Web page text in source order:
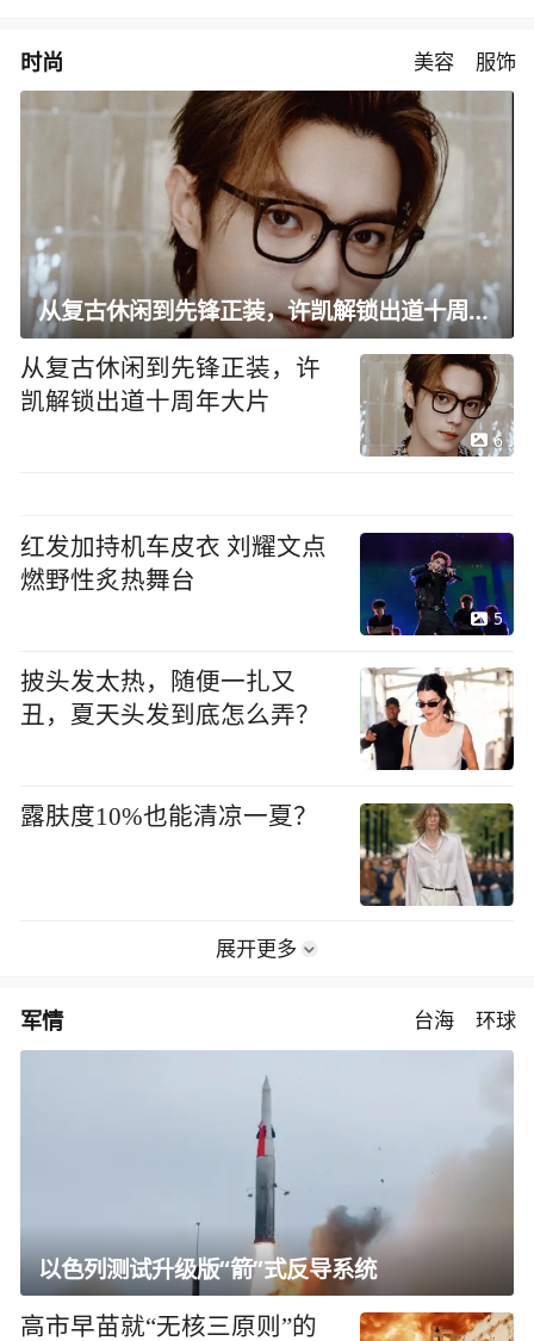
时尚 美容 服饰
从复古休闲到先锋正装，许凯解锁出道十周年大片
从复古休闲到先锋正装，许
凯解锁出道十周年大片
6
红发加持机车皮衣 刘耀文点
燃野性炙热舞台
5
披头发太热，随便一扎又
丑，夏天头发到底怎么弄？
露肤度10%也能清凉一夏？
展开更多
军情 台海 环球
以色列测试升级版“箭”式反导系统
高市早苗就“无核三原则”的